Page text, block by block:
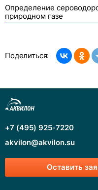
Определение
природном газе
Поделиться:
Оставить
+7 (495) 925-7220
akvilon@akvilon.su